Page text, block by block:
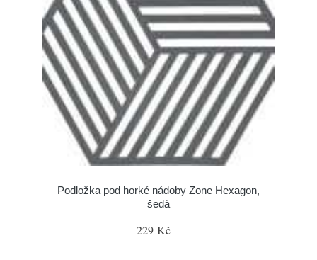
Podložka pod horké nádoby Zone Hexagon,
šedá
229 Kč